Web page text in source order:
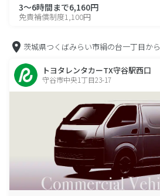
3～6時間まで6,160円
免責補償制度1,100円
茨城県つくばみらい市絹の台一丁目から
トヨタレンタカーTX守谷駅西口
守谷市中央1丁目23-17